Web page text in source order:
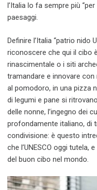
l’Italia lo fa sempre più
paesaggi.
Definire l’Italia “patrio nido
riconoscere che qui il cibo
rinascimentale o i siti
tramandare e innovare
al pomodoro, in una pizza
di legumi e pane si
delle nonne, l’ingegno dei
profondamente italiano, di
condivisione: è questo
che l’UNESCO oggi tutela,
del buon cibo nel mondo.